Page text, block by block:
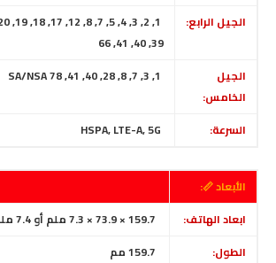
الجيل الرابع:
39, 40, 41, 66
الجيل
الخامس:
1, 3, 7, 8, 28, 40, 41, 78 SA/NSA
السرعة:
الأبعاد 📏:
ابعاد الهاتف:
159.7 × 73.9 × 7.3 ملم أو 7.4 ملم
الطول: